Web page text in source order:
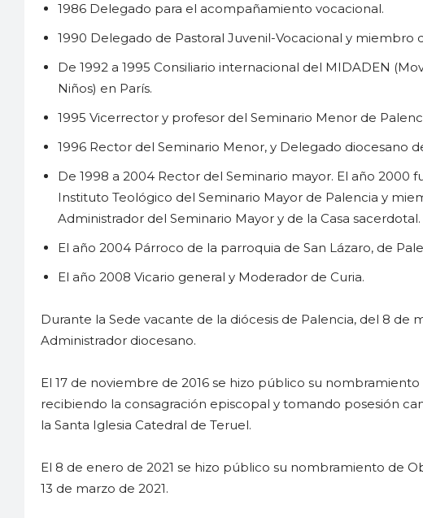
1986 Delegado para el acompañamiento vocacional.
1990 Delegado de Pastoral Juvenil-Vocacional y miembro
De 1992 a 1995 Consiliario internacional del MIDADEN
Niños) en París.
1995 Vicerrector y profesor del Seminario Menor de
1996 Rector del Seminario Menor, y Delegado diocesano
De 1998 a 2004 Rector del Seminario mayor. El año
Instituto Teológico del Seminario Mayor de Palencia y
Administrador del Seminario Mayor y de la Casa sacerdotal.
El año 2004 Párroco de la parroquia de San Lázaro, de
El año 2008 Vicario general y Moderador de Curia.
Durante la Sede vacante de la diócesis de Palencia, del 8 de
Administrador diocesano.
El 17 de noviembre de 2016 se hizo público su
recibiendo la consagración episcopal y tomando posesión
la Santa Iglesia Catedral de Teruel.
El 8 de enero de 2021 se hizo público su nombramiento de
13 de marzo de 2021.